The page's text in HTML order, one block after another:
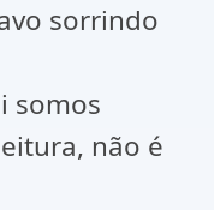
sorrindo
somos
não é